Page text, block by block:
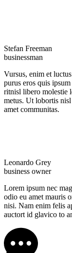
Stefan Freeman
businessman
Vursus, enim et
purus eros quis
ritnisl libero molestie
metus. Ut lobortis
amet communitas.
Leonardo Grey
business owner
Lorem ipsum nec
odio eu amet mauris
nisi. Nam enim felis
auctort id glavico to